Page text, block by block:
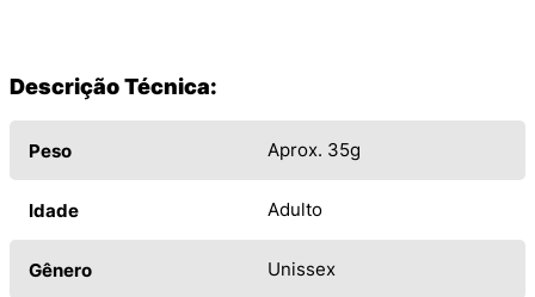
Descrição Técnica:
Peso Aprox. 35g
Idade Adulto
Gênero Unissex